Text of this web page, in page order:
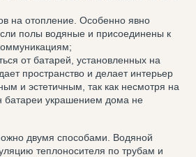
на отопление. Особенно явно
полы водяные и присоединены к
от батарей, установленных на
пространство и делает интерьер
и эстетичным, так как несмотря на
батареи украшением дома не
двумя способами. Водяной
теплоносителя по трубам и